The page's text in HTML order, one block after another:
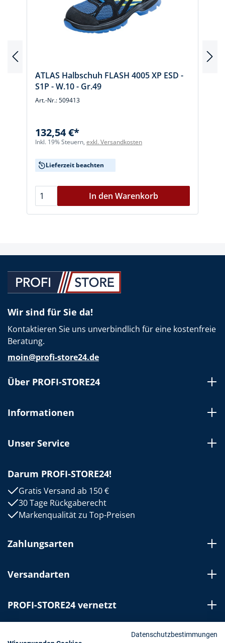
ATLAS Halbschuh FLASH 4005 XP ESD -
S1P - W.10 - Gr.49
Art.-Nr.: 509413
132,54 €*
Inkl. 19% Steuern, exkl. Versandkosten
Lieferzeit beachten
In den Warenkorb
Wir sind für Sie da!
Kontaktieren Sie uns unverbindlich für eine kostenfreie
Beratung.
moin@profi-store24.de
Über PROFI-STORE24
Informationen
Unser Service
Darum PROFI-STORE24!
Gratis Versand ab 150 €
30 Tage Rückgaberecht
Markenqualität zu Top-Preisen
Zahlungsarten
Versandarten
PROFI-STORE24 vernetzt
Bestellung widerrufenDatenschutzbestimmungen